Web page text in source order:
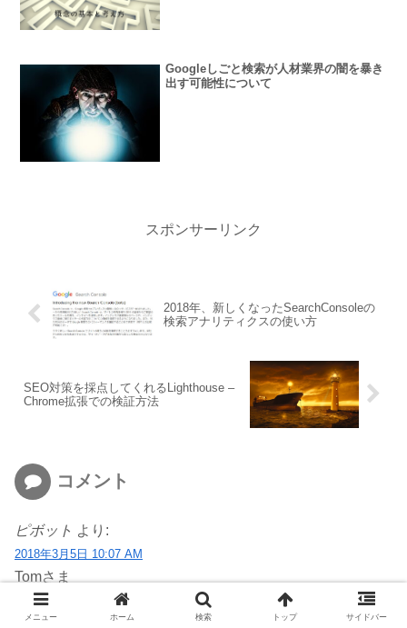
Googleしごと検索が人材業界の闇を暴き
出す可能性について
スポンサーリンク
2018年、新しくなったSearchConsoleの
検索アナリティクスの使い方
SEO対策を採点してくれるLighthouse –
Chrome拡張での検証方法
コメント
ピボット より:
2018年3月5日 10:07 AM
Tomさま
メニュー ホーム 検索 トップ サイドバー